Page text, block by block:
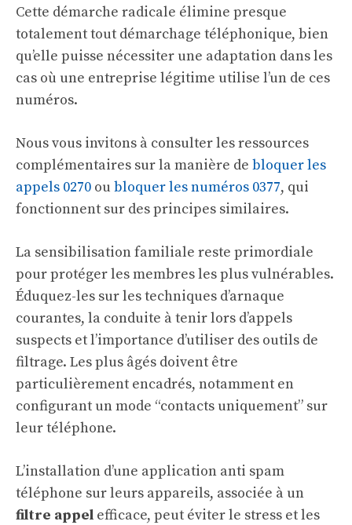
Cette démarche radicale élimine presque
totalement tout démarchage téléphonique, bien
qu’elle puisse nécessiter une adaptation dans les
cas où une entreprise légitime utilise l’un de ces
numéros.
Nous vous invitons à consulter les ressources
complémentaires sur la manière de bloquer les
appels 0270 ou bloquer les numéros 0377, qui
fonctionnent sur des principes similaires.
La sensibilisation familiale reste primordiale
pour protéger les membres les plus vulnérables.
Éduquez-les sur les techniques d’arnaque
courantes, la conduite à tenir lors d’appels
suspects et l’importance d’utiliser des outils de
filtrage. Les plus âgés doivent être
particulièrement encadrés, notamment en
configurant un mode “contacts uniquement” sur
leur téléphone.
L’installation d’une application anti spam
téléphone sur leurs appareils, associée à un
filtre appel efficace, peut éviter le stress et les